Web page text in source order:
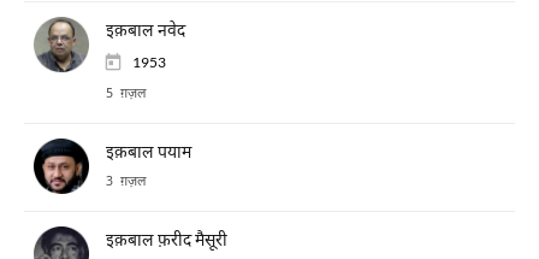
इक़बाल नवेद
1953
5 ग़ज़ल
इक़बाल पयाम
3 ग़ज़ल
इक़बाल फ़रीद मैसूरी